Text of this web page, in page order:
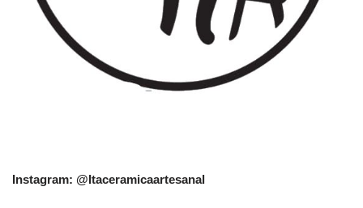
Instagram: @Itaceramicaartesanal